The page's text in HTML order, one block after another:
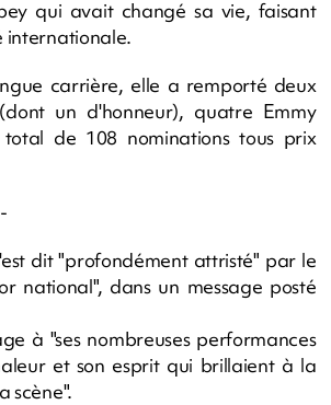
qui avait changé sa vie, faisant
internationale.
carrière, elle a remporté deux
un d'honneur), quatre Emmy
de 108 nominations tous prix
dit "profondément attristé" par le
national", dans un message posté
à "ses nombreuses performances
et son esprit qui brillaient à la
scène".